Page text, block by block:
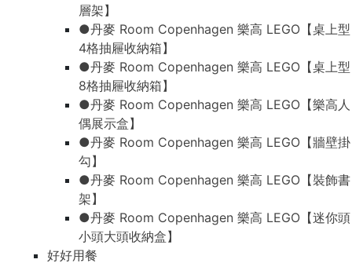
層架】
●丹麥 Room Copenhagen 樂高 LEGO【桌上型
4格抽屜收納箱】
●丹麥 Room Copenhagen 樂高 LEGO【桌上型
8格抽屜收納箱】
●丹麥 Room Copenhagen 樂高 LEGO【樂高人
偶展示盒】
●丹麥 Room Copenhagen 樂高 LEGO【牆壁掛
勾】
●丹麥 Room Copenhagen 樂高 LEGO【裝飾書
架】
●丹麥 Room Copenhagen 樂高 LEGO【迷你頭
小頭大頭收納盒】
好好用餐